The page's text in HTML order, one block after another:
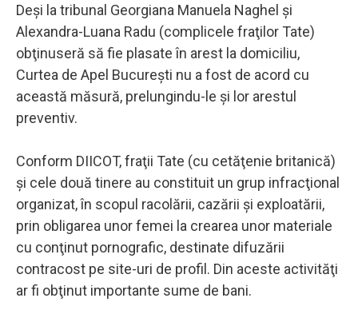
Deşi la tribunal Georgiana Manuela Naghel şi
Alexandra-Luana Radu (complicele fraţilor Tate)
obţinuseră să fie plasate în arest la domiciliu,
Curtea de Apel Bucureşti nu a fost de acord cu
această măsură, prelungindu-le şi lor arestul
preventiv.
Conform DIICOT, fraţii Tate (cu cetăţenie britanică)
şi cele două tinere au constituit un grup infracţional
organizat, în scopul racolării, cazării şi exploatării,
prin obligarea unor femei la crearea unor materiale
cu conţinut pornografic, destinate difuzării
contracost pe site-uri de profil. Din aceste activităţi
ar fi obţinut importante sume de bani.